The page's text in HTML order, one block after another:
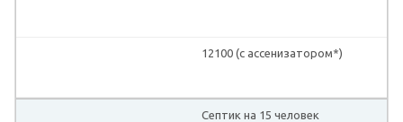
12100 (с ассенизатором*)
Септик на 15 человек